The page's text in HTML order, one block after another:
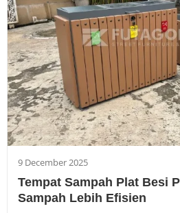
9 December 2025
Tempat Sampah Plat Besi
Sampah Lebih Efisien